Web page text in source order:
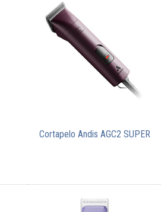
Cortapelo Andis AGC2 SUPER